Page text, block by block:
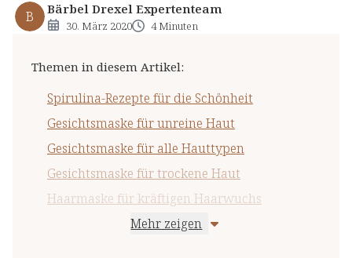
B Bärbel Drexel Expertenteam
30. März 2020 4 Minuten
Themen in diesem Artikel:
Spirulina-Rezepte für die Schönheit
Gesichtsmaske für unreine Haut
Gesichtsmaske für alle Hauttypen
Gesichtsmaske für trockene Haut
Haarmaske für kräftigen Haarwuchs
Haarmaske für trockenes Haar
Mehr zeigen